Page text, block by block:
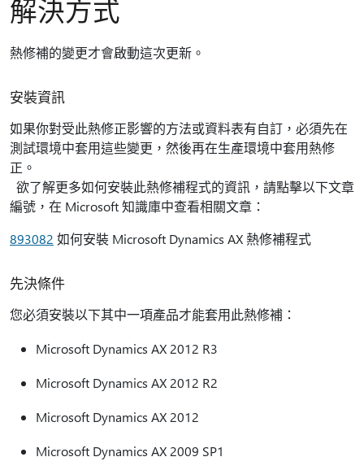
解決方式
熱修補的變更才會啟動這次更新。
安裝資訊
如果你對受此熱修正影響的方法或資料表有自訂，必須先在
測試環境中套用這些變更，然後再在生產環境中套用熱修
正。
欲了解更多如何安裝此熱修補程式的資訊，請點擊以下文章
編號，在 Microsoft 知識庫中查看相關文章：
893082 如何安裝 Microsoft Dynamics AX 熱修補程式
先決條件
您必須安裝以下其中一項產品才能套用此熱修補：
Microsoft Dynamics AX 2012 R3
Microsoft Dynamics AX 2012 R2
Microsoft Dynamics AX 2012
Microsoft Dynamics AX 2009 SP1